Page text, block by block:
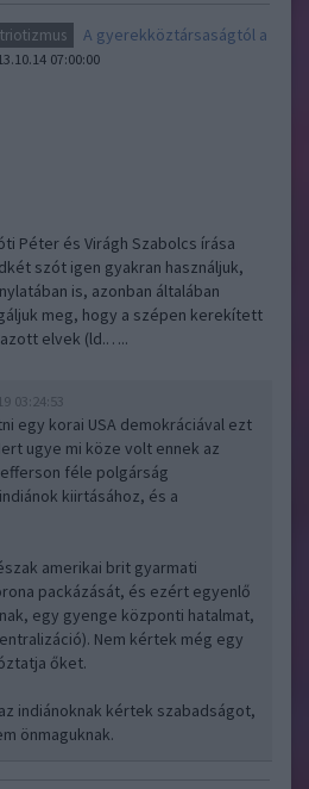
A gyerekköztársaságtól a
07:00:00
Péter és Virágh Szabolcs írása
szót igen gyakran használjuk,
is, azonban általában
meg, hogy a szépen kerekített
elvek (ld.…..
03:24:53
egy korai USA demokráciával ezt
ugye mi köze volt ennek az
féle polgárság
kiirtásához, és a
amerikai brit gyarmati
packázását, és ezért egyenlő
egy gyenge központi hatalmat,
Nem kértek még egy
őket.
indiánoknak kértek szabadságot,
önmaguknak.